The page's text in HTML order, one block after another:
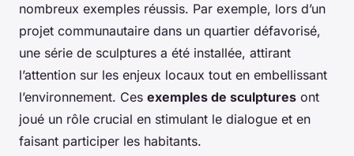
nombreux exemples réussis. Par exemple, lors d’un
projet communautaire dans un quartier défavorisé,
une série de sculptures a été installée, attirant
l’attention sur les enjeux locaux tout en embellissant
l’environnement. Ces exemples de sculptures ont
joué un rôle crucial en stimulant le dialogue et en
faisant participer les habitants.